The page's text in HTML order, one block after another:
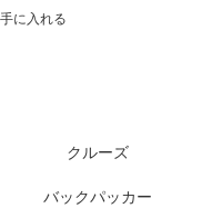
に入れる
クルーズ
バックパッカー